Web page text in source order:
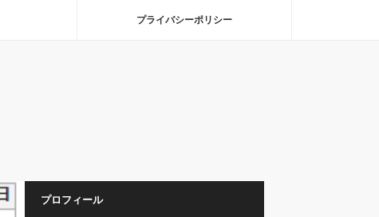
プライバシーポリシー
プロフィール